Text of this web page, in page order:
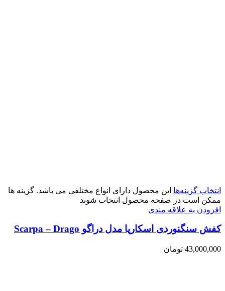
انتخاب گزینه‌ها این محصول دارای انواع مختلفی می باشد. گزینه ها
ممکن است در صفحه محصول انتخاب شوند
افزودن به علاقه مندی
کفش سنگنوردی اسکارپا مدل دراگو Scarpa – Drago
43,000,000 تومان